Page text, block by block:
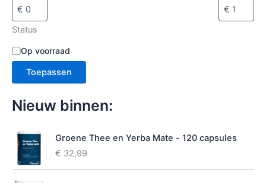
c
e
r
n
Status
B
e
c
i
r
h
Op voorraad
Toepassen
Nieuw binnen:
Groene Thee en Yerba Mate - 120 capsules
€ 32,99